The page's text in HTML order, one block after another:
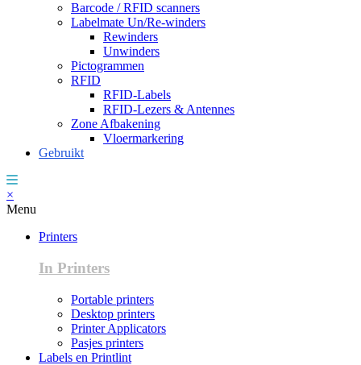
Barcode / RFID scanners
Labelmate Un/Re-winders
Rewinders
Unwinders
Pictogrammen
RFID
RFID-Labels
RFID-Lezers & Antennes
Zone Afbakening
Vloermarkering
Gebruikt
×
Menu
Printers
In Printers
Portable printers
Desktop printers
Printer Applicators
Pasjes printers
Labels en Printlint